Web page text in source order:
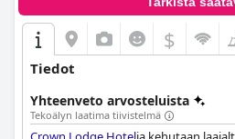
$
Tiedot
Yhteenveto arvosteluista
Tekoälyn laatima tiivistelmä